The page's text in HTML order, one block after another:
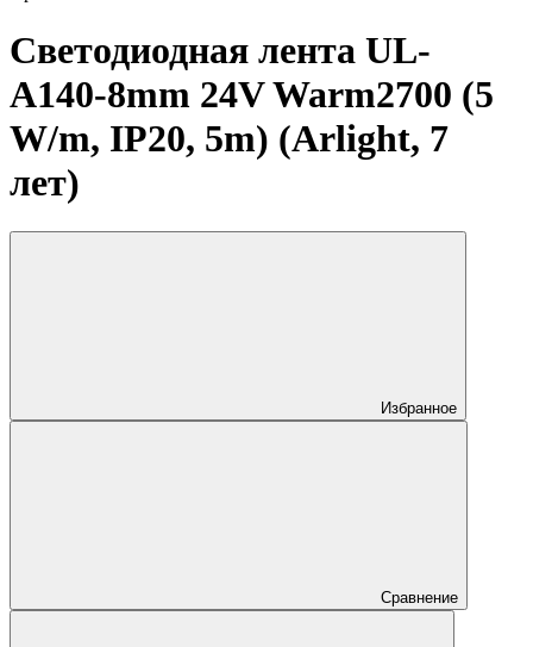
Светодиодная лента UL-
A140-8mm 24V Warm2700 (5
W/m, IP20, 5m) (Arlight, 7
лет)
Избранное
Сравнение